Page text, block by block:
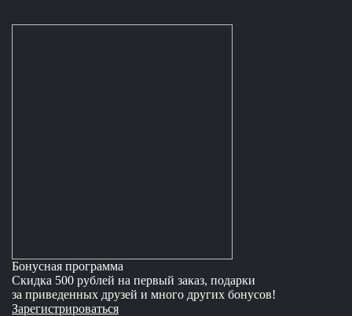
Бонусная программа
Скидка 500 рублей на первый заказ, подарки
за приведенных друзей и много других бонусов!
Зарегистрироваться